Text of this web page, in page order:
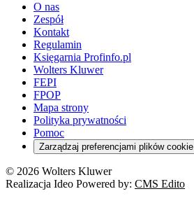
O nas
Zespół
Kontakt
Regulamin
Księgarnia Profinfo.pl
Wolters Kluwer
FEPI
FPOP
Mapa strony
Polityka prywatności
Pomoc
Zarządzaj preferencjami plików cookie
© 2026 Wolters Kluwer
Realizacja Ideo Powered by: CMS Edito